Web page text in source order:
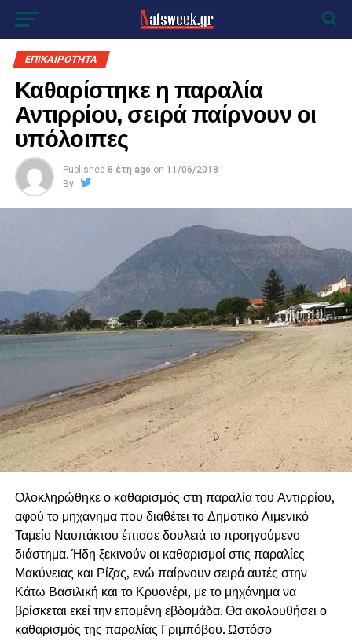
ΕΠΙΚΑΙΡΟΤΗΤΑ
Καθαρίστηκε η παραλία
Αντιρρίου, σειρά παίρνουν οι
υπόλοιπες
Published 8 έτη ago on 11/06/2018
By
Ολοκληρώθηκε ο καθαρισμός στη παραλία του Αντιρρίου,
αφού το μηχάνημα που διαθέτει το Δημοτικό Λιμενικό
Ταμείο Ναυπάκτου έπιασε δουλειά το προηγούμενο
διάστημα. Ήδη ξεκινούν οι καθαρισμοί στις παραλίες
Μακύνειας και Ρίζας, ενώ παίρνουν σειρά αυτές στην
Κάτω Βασιλική και το Κρυονέρι, με το μηχάνημα να
βρίσκεται εκεί την επομένη εβδομάδα. Θα ακολουθήσει ο
καθαρισμός της παραλίας Γριμπόβου. Ωστόσο